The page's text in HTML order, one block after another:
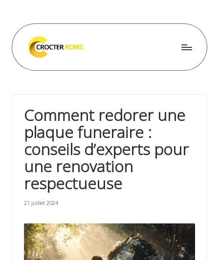
content
C
c
t
e
r
r
o
ir
s
Comment redorer une
plaque funeraire :
conseils d’experts pour
une renovation
respectueuse
21 juillet 2024